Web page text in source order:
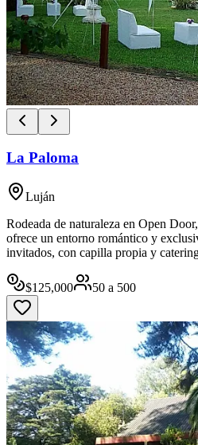
La Paloma
Luján
Rodeada de naturaleza en Open
ofrece un entorno romántico y
invitados, con capilla propia y
$125,000 50 a 500